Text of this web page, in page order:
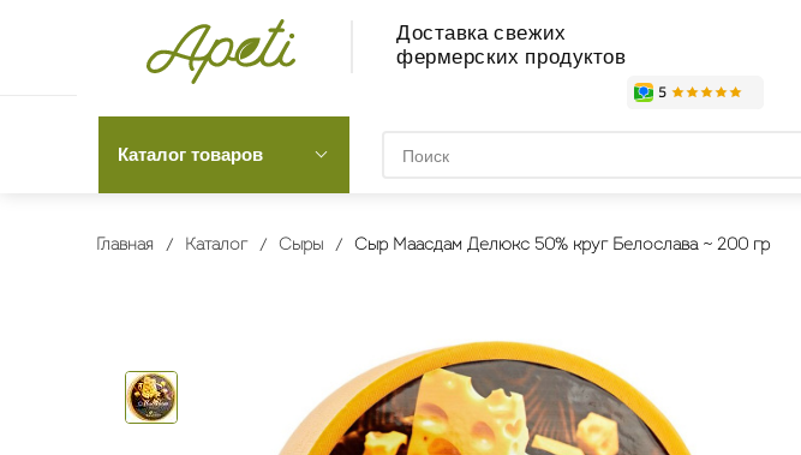
Доставка свежих
фермерских продуктов
Каталог товаров
Главная Каталог Сыры Сыр Маасдам Делюкс 50% круг Белослава ~ 200 гр